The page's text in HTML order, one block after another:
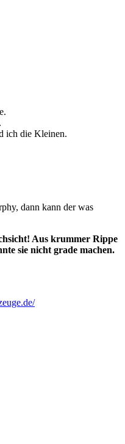
ich die Kleinen.
dann kann der was
Aus krummer Rippe
sie nicht grade machen.